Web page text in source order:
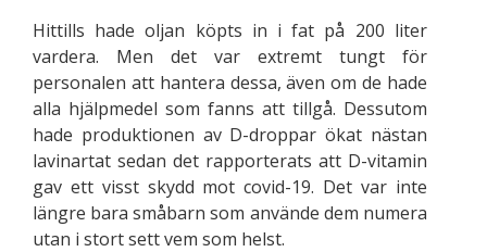
Hittills hade oljan köpts in i fat på 200 liter
vardera. Men det var extremt tungt för
personalen att hantera dessa, även om de hade
alla hjälpmedel som fanns att tillgå. Dessutom
hade produktionen av D-droppar ökat nästan
lavinartat sedan det rapporterats att D-vitamin
gav ett visst skydd mot covid-19. Det var inte
längre bara småbarn som använde dem numera
utan i stort sett vem som helst.